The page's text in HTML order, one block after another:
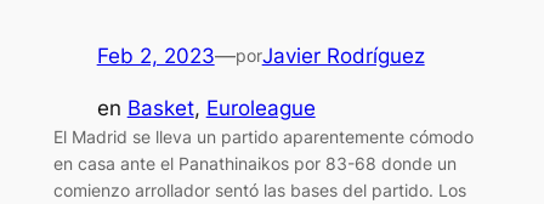
Feb 2, 2023—porJavier Rodríguez
en Basket, Euroleague
El Madrid se lleva un partido aparentemente cómodo
en casa ante el Panathinaikos por 83-68 donde un
comienzo arrollador sentó las bases del partido. Los